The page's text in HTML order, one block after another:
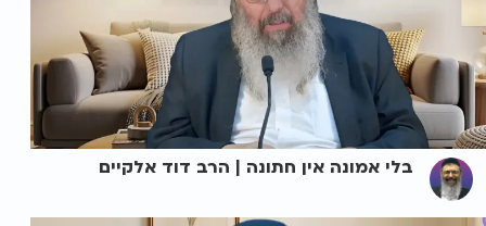
בלי אמונה אין חתונה | הרב דוד אלקיים